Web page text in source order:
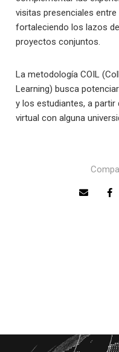
visitas presenciales
fortaleciendo los lazos
proyectos conjuntos.
La metodología COIL
Learning) busca
y los estudiantes, a
virtual con alguna